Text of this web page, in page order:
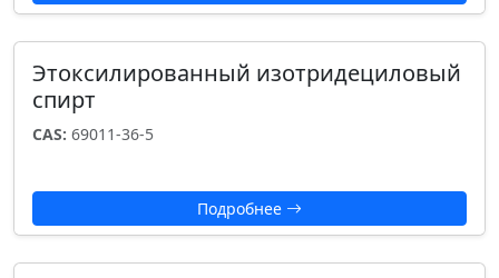
Этоксилированный изотридециловый
спирт
CAS: 69011-36-5
Подробнее